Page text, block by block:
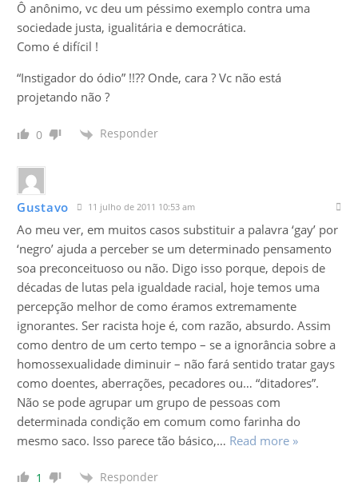
Ô anônimo, vc deu um péssimo exemplo contra uma
sociedade justa, igualitária e democrática.
Como é difícil !
“Instigador do ódio” !!?? Onde, cara ? Vc não está
projetando não ?
0 Responder
Gustavo 11 julho de 2011 10:53 am
Ao meu ver, em muitos casos substituir a palavra ‘gay’ por
‘negro’ ajuda a perceber se um determinado pensamento
soa preconceituoso ou não. Digo isso porque, depois de
décadas de lutas pela igualdade racial, hoje temos uma
percepção melhor de como éramos extremamente
ignorantes. Ser racista hoje é, com razão, absurdo. Assim
como dentro de um certo tempo – se a ignorância sobre a
homossexualidade diminuir – não fará sentido tratar gays
como doentes, aberrações, pecadores ou… “ditadores”.
Não se pode agrupar um grupo de pessoas com
determinada condição em comum como farinha do
mesmo saco. Isso parece tão básico,… Read more »
1 Responder